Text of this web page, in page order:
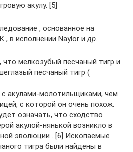
акулу. [5]
, основанное на
, в исполнении Naylor идр.
что мелкозубый песчаный тигр и
песчаный тигр (
акулами-молотильщиками, чем
с которой он очень похож.
означать, что сходство
акулой-нянькой возникло в
эволюции . [6] Ископаемые
тигра были найдены в